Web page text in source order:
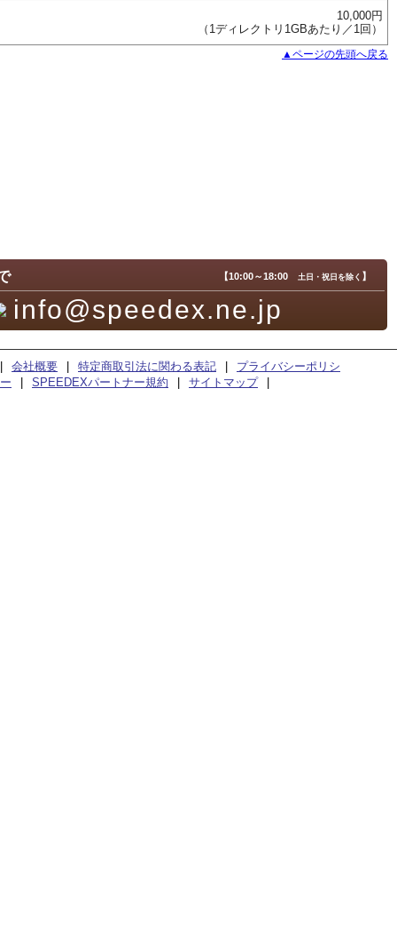
10,000円
（1ディレクトリ1GBあたり／1回）
▲ページの先頭へ戻る
【10:00～18:00 土日・祝日を除く 】
info@speedex.ne.jp
会社概要 特定商取引法に関わる表記
プライバシーポリシ
ー
SPEEDEXパートナー規約 サイトマップ